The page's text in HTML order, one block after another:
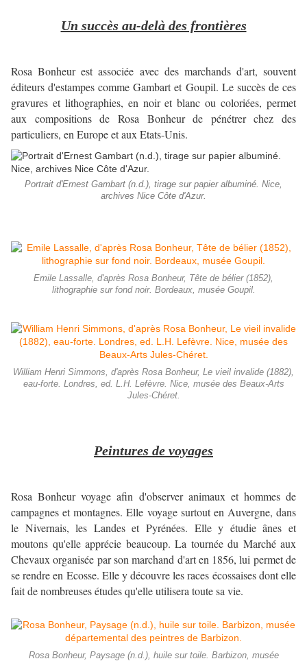
Un succès au-delà des frontières
Rosa Bonheur est associée avec des marchands d'art, souvent
éditeurs d'estampes comme Gambart et Goupil. Le succès de ces
gravures et lithographies, en noir et blanc ou coloriées, permet
aux compositions de Rosa Bonheur de pénétrer chez des
particuliers, en Europe et aux Etats-Unis.
Portrait d'Ernest Gambart (n.d.), tirage sur papier albuminé. Nice,
archives Nice Côte d'Azur.
Emile Lassalle, d'après Rosa Bonheur, Tête de bélier (1852),
lithographie sur fond noir. Bordeaux, musée Goupil.
William Henri Simmons, d'après Rosa Bonheur, Le vieil invalide (1882),
eau-forte. Londres, ed. L.H. Lefèvre. Nice, musée des Beaux-Arts
Jules-Chéret.
Peintures de voyages
Rosa Bonheur voyage afin d'observer animaux et hommes de
campagnes et montagnes. Elle voyage surtout en Auvergne, dans
le Nivernais, les Landes et Pyrénées. Elle y étudie ânes et
moutons qu'elle apprécie beaucoup. La tournée du Marché aux
Chevaux organisée par son marchand d'art en 1856, lui permet de
se rendre en Ecosse. Elle y découvre les races écossaises dont elle
fait de nombreuses études qu'elle utilisera toute sa vie.
Rosa Bonheur, Paysage (n.d.), huile sur toile. Barbizon, musée